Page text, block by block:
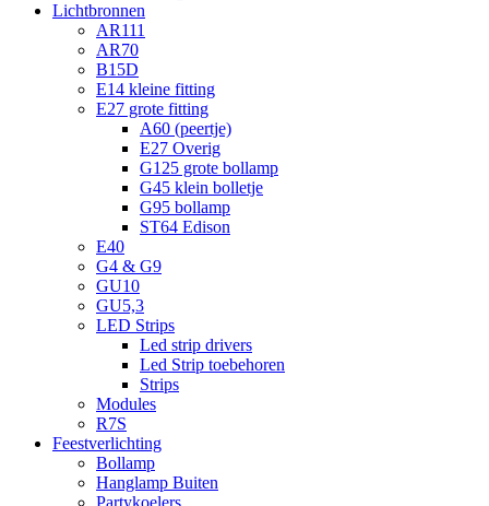
Lichtbronnen
AR111
AR70
B15D
E14 kleine fitting
E27 grote fitting
A60 (peertje)
E27 Overig
G125 grote bollamp
G45 klein bolletje
G95 bollamp
ST64 Edison
E40
G4 & G9
GU10
GU5,3
LED Strips
Led strip drivers
Led Strip toebehoren
Strips
Modules
R7S
Feestverlichting
Bollamp
Hanglamp Buiten
Partykoelers